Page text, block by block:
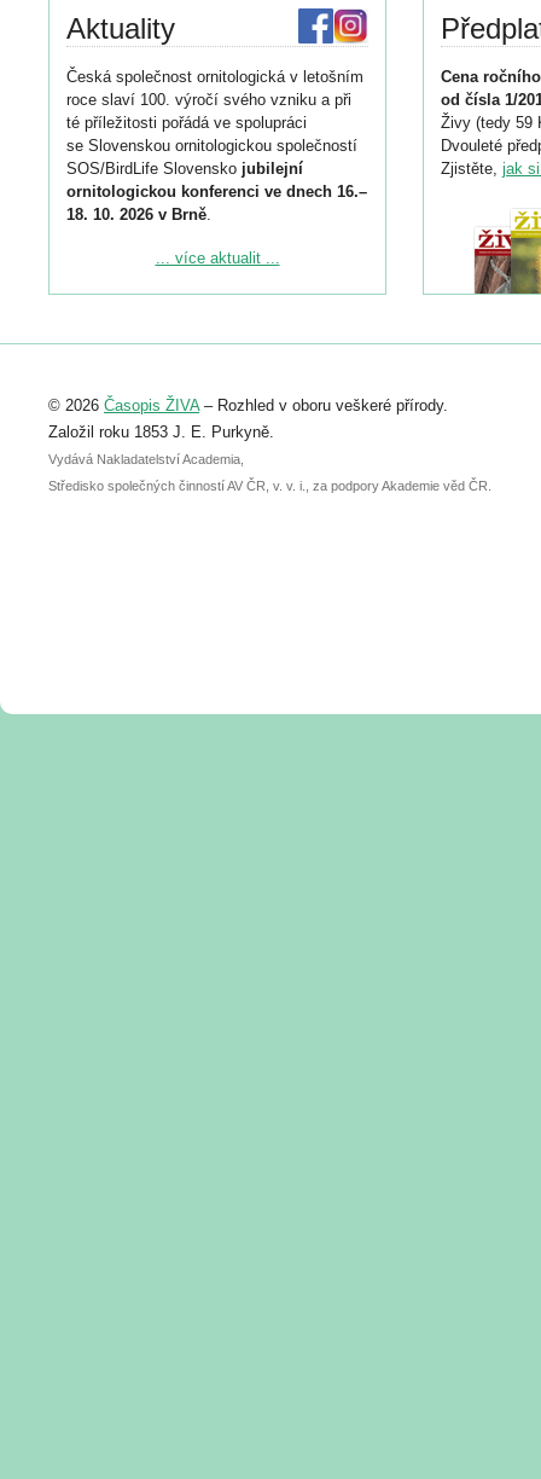
Aktuality
Česká společnost ornitologická v letošním
roce slaví 100. výročí svého vzniku a při
té příležitosti pořádá ve spolupráci
se Slovenskou ornitologickou společností
SOS/BirdLife Slovensko jubilejní
ornitologickou konferenci ve dnech 16.–
18. 10. 2026 v Brně.
Podrobnější informace ke konferenci
Registrovat se můžete do 6. září.
abstraktu přihlášené přednášky nebo
posteru je už 30. června.
... více aktualit ...
Cena
od čísla 1/
Živy (tedy 59
Dvouleté
Zjistěte, jak
© 2026 Časopis ŽIVA– Rozhled v oboru veškeré přírody.
Založil roku 1853 J. E. Purkyně.
Vydává Nakladatelství Academia,
Středisko společných činností AV ČR, v. v. i., za podpory Akademie věd ČR.